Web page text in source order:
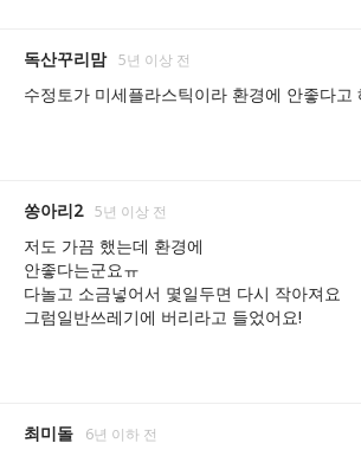
독산꾸리맘 5년 이상 전
수정토가 미세플라스틱이라 환경에 안좋다고
쏭아리2 5년 이상 전
저도 가끔 했는데 환경에
안좋다는군요ㅠ
다놀고 소금넣어서 몇일두면 다시 작아져요
그럼일반쓰레기에 버리라고 들었어요!
최미돌 6년 이하 전